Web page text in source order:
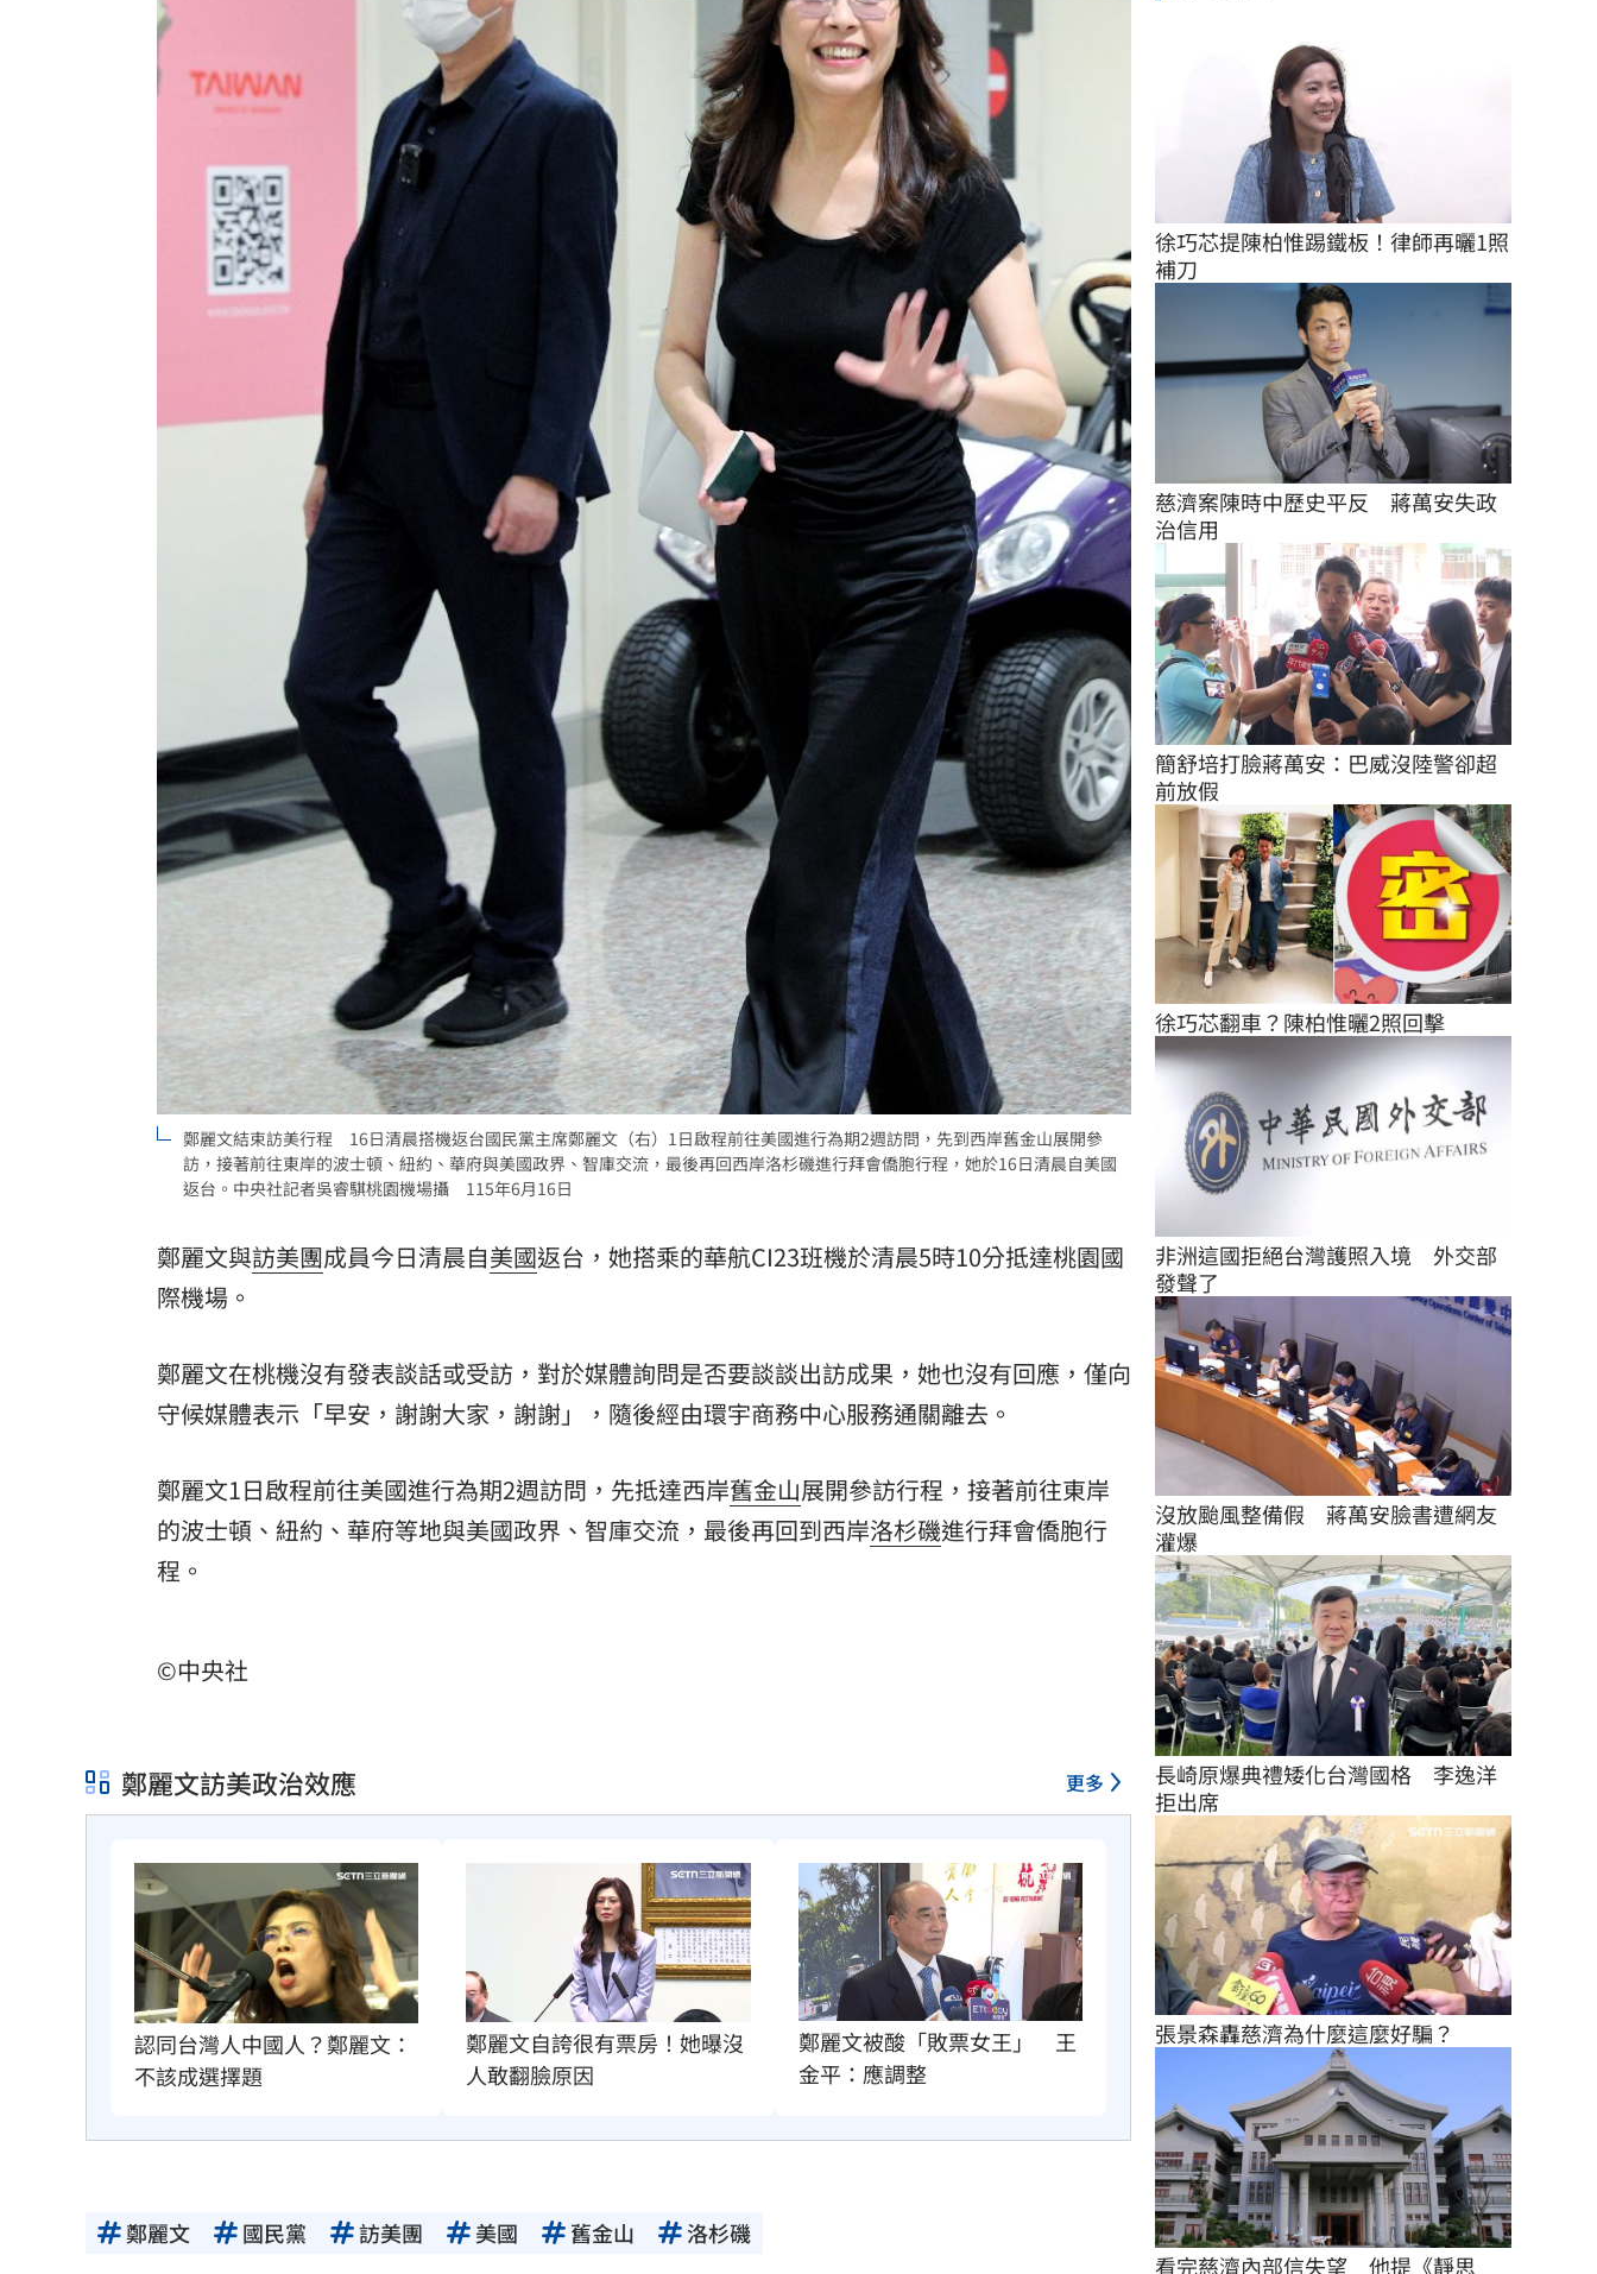
鄭麗文結束訪美行程 16日清晨搭機返台國民黨主席鄭麗文（右）1日啟程前往美國進行為期2週訪問，先到西岸舊金山展開參
訪，接著前往東岸的波士頓、紐約、華府與美國政界、智庫交流，最後再回西岸洛杉磯進行拜會僑胞行程，她於16日清晨自美國
返台。中央社記者吳睿騏桃園機場攝 115年6月16日
鄭麗文與訪美團成員今日清晨自美國返台，她搭乘的華航CI23班機於清晨5時10分抵達桃園國
際機場。
鄭麗文在桃機沒有發表談話或受訪，對於媒體詢問是否要談談出訪成果，她也沒有回應，僅向
守候媒體表示「早安，謝謝大家，謝謝」，隨後經由環宇商務中心服務通關離去。
鄭麗文1日啟程前往美國進行為期2週訪問，先抵達西岸舊金山展開參訪行程，接著前往東岸
的波士頓、紐約、華府等地與美國政界、智庫交流，最後再回到西岸洛杉磯進行拜會僑胞行
程。
©中央社
鄭麗文訪美政治效應 更多
認同台灣人中國人？鄭麗文：
不該成選擇題
鄭麗文自誇很有票房！她曝沒
人敢翻臉原因
鄭麗文被酸「敗票女王」　王
金平：應調整
鄭麗文 國民黨 訪美團 美國 舊金山 洛杉磯
徐巧芯提陳柏惟踢鐵板！律師再曬1照
補刀
慈濟案陳時中歷史平反　蔣萬安失政
治信用
簡舒培打臉蔣萬安：巴威沒陸警卻超
前放假
徐巧芯翻車？陳柏惟曬2照回擊
非洲這國拒絕台灣護照入境　外交部
發聲了
沒放颱風整備假　蔣萬安臉書遭網友
灌爆
長崎原爆典禮矮化台灣國格　李逸洋
拒出席
張景森轟慈濟為什麼這麼好騙？
看完慈濟內部信失望　他提《靜思